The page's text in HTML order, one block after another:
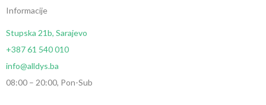
Informacije
Stupska 21b, Sarajevo
+387 61 540 010
info@alldys.ba
08:00 – 20:00, Pon-Sub